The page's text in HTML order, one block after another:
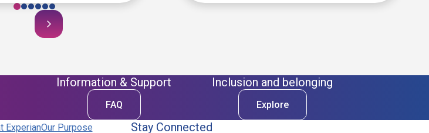
Information & Support
FAQ
Inclusion and belonging
Explore
ExperianOur Purpose
Stay Connected